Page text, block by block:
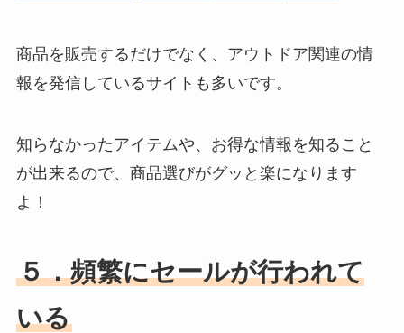
商品を販売するだけでなく、アウトドア関連の情
報を発信しているサイトも多いです。
知らなかったアイテムや、お得な情報を知ること
が出来るので、商品選びがグッと楽になります
よ！
５．頻繁にセールが行われて
いる